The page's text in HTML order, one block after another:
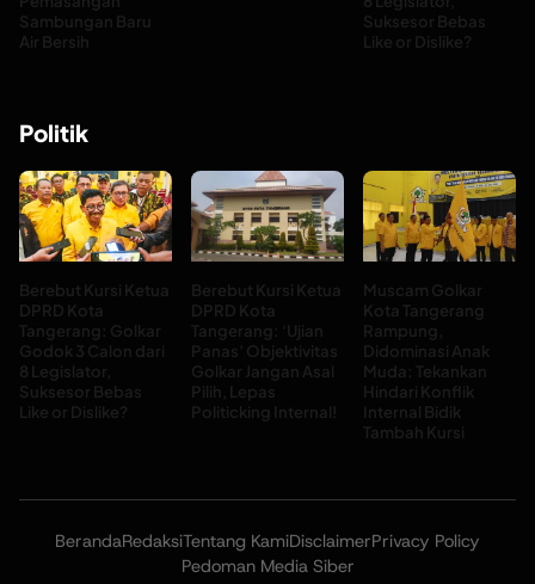
Sambungan Baru
Air Bersih
Suksesor Bebas
Like or Dislike?
Politik
Berebut Kursi Ketua
DPRD Kota
Tangerang: Golkar
Godok 3 Calon dari
8 Legislator,
Suksesor Bebas
Like or Dislike?
Berebut Kursi Ketua
DPRD Kota
Tangerang: ‘Ujian
Panas’ Objektivitas
Golkar Jangan Asal
Pilih, Lepas
Politicking Internal!
Muscam Golkar
Kota Tangerang
Rampung,
Didominasi Anak
Muda: Tekankan
Hindari Konflik
Internal Bidik
Tambah Kursi
BerandaRedaksiTentang KamiDisclaimerPrivacy Policy
Pedoman Media Siber